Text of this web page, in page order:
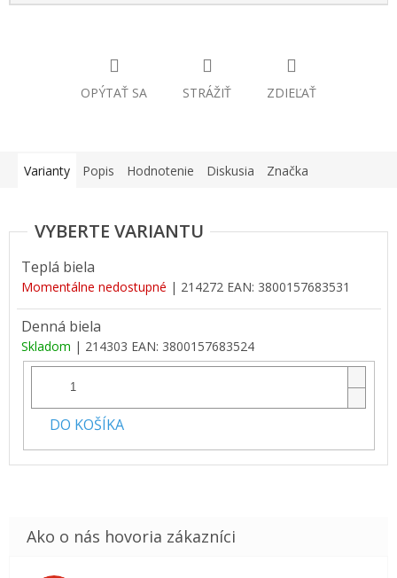
OPÝTAŤ SA STRÁŽIŤ ZDIEĽAŤ
Varianty Popis Hodnotenie Diskusia Značka
Teplá biela
Momentálne nedostupné | 214272 EAN: 3800157683531
Denná biela
Skladom | 214303 EAN: 3800157683524
DO KOŠÍKA